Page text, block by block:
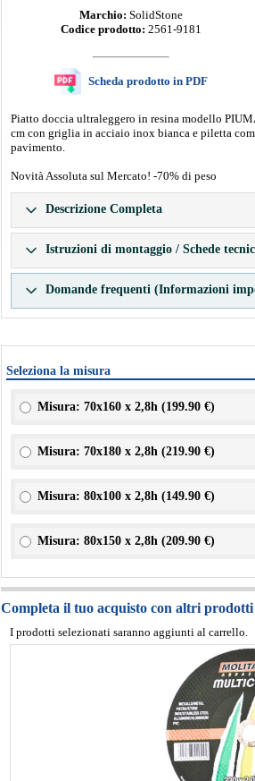
Marchio: SolidStone
Codice prodotto: 2561-9181
Scheda prodotto in PDF
Piatto doccia ultraleggero in resina modello
cm con griglia in acciaio inox bianca e piletta
pavimento.
Novità Assoluta sul Mercato! -70% di peso
Descrizione Completa
Istruzioni di montaggio / Schede
Domande frequenti (Informazioni
Seleziona la misura
Misura: 70x160 x 2,8h (199.90 €)
Misura: 70x180 x 2,8h (219.90 €)
Misura: 80x100 x 2,8h (149.90 €)
Misura: 80x150 x 2,8h (209.90 €)
Completa il tuo acquisto con altri prodotti
I prodotti selezionati saranno aggiunti al carrello.